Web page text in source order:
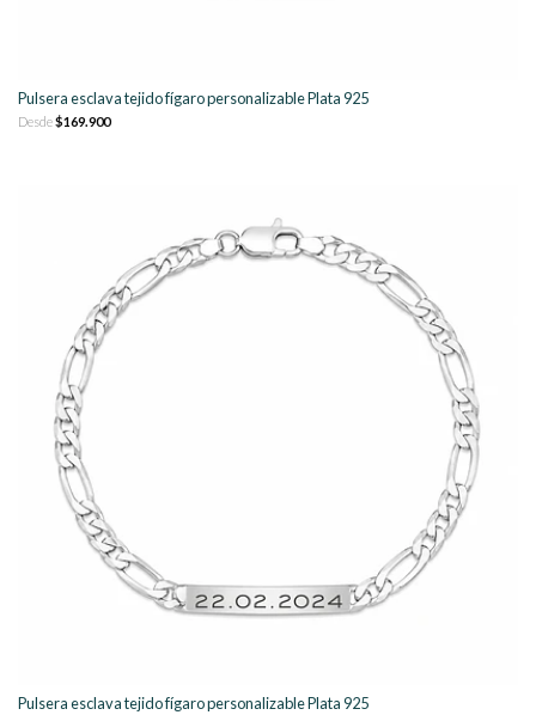
Pulsera esclava tejido fígaro personalizable Plata 925
Desde$169.900
Pulsera esclava tejido fígaro personalizable Plata 925